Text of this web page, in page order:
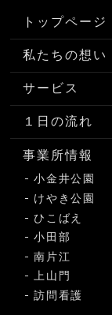
トップページ
私たちの想い
サービス
１日の流れ
事業所情報
小金井公園
けやき公園
ひこばえ
小田部
南片江
上山門
訪問看護